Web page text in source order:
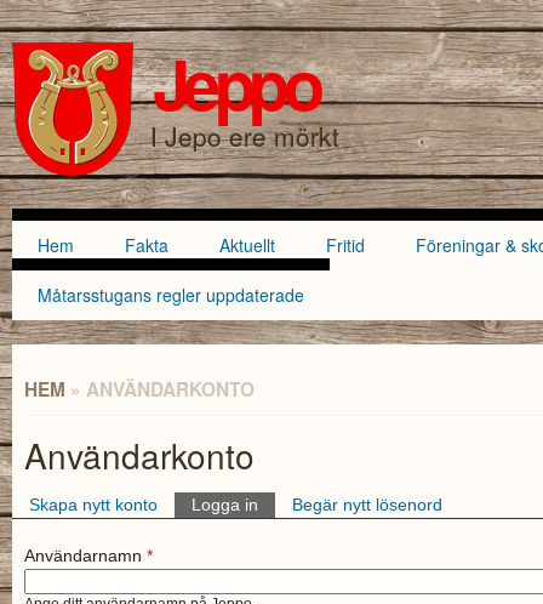
Hoppa till
huvudinnehåll
Skip to
navigation
Jeppo
I Jepo ere mörkt
SÖKFORMULÄR
Huvudmeny
Hem Fakta Aktuellt Fritid Föreningar &
Måtarsstugans regler uppdaterade
HEM » ANVÄNDARKONTO
Användarkonto
Primära flikar
Skapa nytt konto Logga in (aktiv flik)
Begär nytt lösenord
Användarnamn *